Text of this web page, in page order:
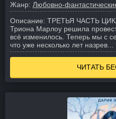
Жанр: Любовно-
Описание: ТРЕТЬЯ ЧАСТЬ
Триона Марлоу решила
всё изменилось. Теперь мы с
что уже несколько лет назрев...
ЧИТАТЬ